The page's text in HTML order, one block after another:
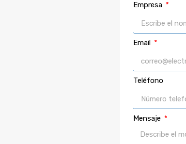
Empresa
Email
Teléfono
Mensaje